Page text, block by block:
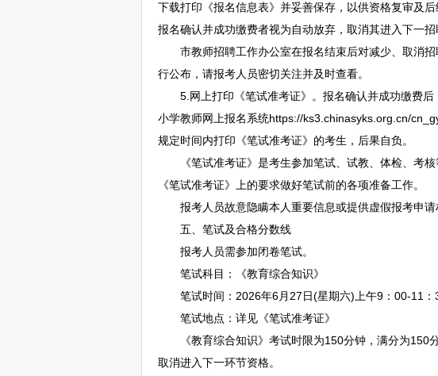
下载打印《报名信息表》并妥善保存，以供资格复审及
报名确认并成功缴费者视为自动放弃，取消其进入下一招
市教师招聘工作办公室在报名结束后对减少、取消招
行公布，请报考人员密切关注并及时查看。
5.网上打印《笔试准考证》。报名确认并成功缴费后
小学教师网上报名系统https://ks3.chinasyks.org.cn/
规定时间内打印《笔试准考证》的考生，后果自负。
《笔试准考证》是考生参加笔试、试教、体检、考核
《笔试准考证》上的要求做好笔试前的各项准备工作。
报考人员故意隐瞒本人重要信息或提供虚假报考申请
五、笔试及合格分数线
报考人员需参加闭卷笔试。
笔试科目：《教育综合知识》
笔试时间：2026年6月27日(星期六)上午9：00-11：
笔试地点：详见《笔试准考证》
《教育综合知识》考试时限为150分钟，满分为150分
取消进入下一环节资格。